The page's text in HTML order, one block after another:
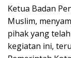
Ketua Badan
Muslim,
pihak yang
kegiatan ini,